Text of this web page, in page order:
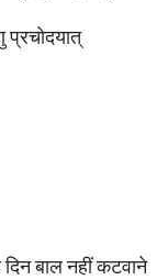
प्रचोदयात्
बाल नहीं कटवाने